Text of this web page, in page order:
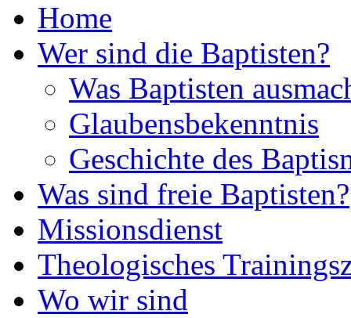
Home
Wer sind die Baptisten?
Was Baptisten
Glaubensbekenntnis
Geschichte des
Was sind freie Baptisten?
Missionsdienst
Theologisches
Wo wir sind